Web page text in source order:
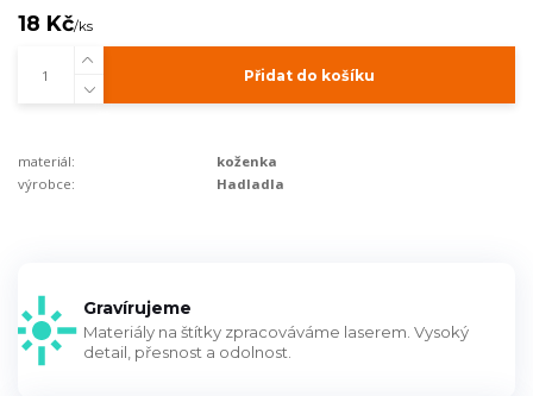
18 Kč/ks
Přidat do košíku
materiál:
koženka
výrobce:
Hadladla
Gravírujeme
Materiály na štítky zpracováváme laserem. Vysoký
detail, přesnost a odolnost.